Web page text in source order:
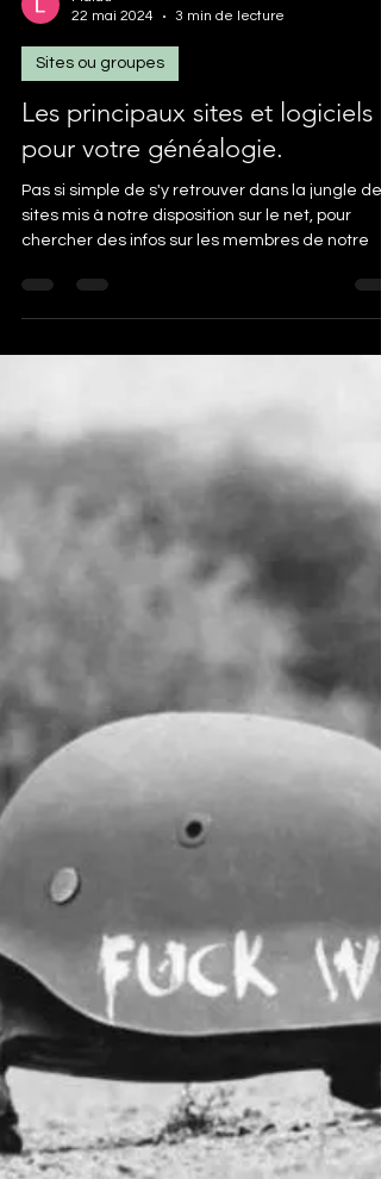
Sites ou groupes
Les principaux sites et logiciels
pour votre généalogie.
Pas si simple de s'y retrouver dans la jungle des
chercher des infos sur les membres de notre